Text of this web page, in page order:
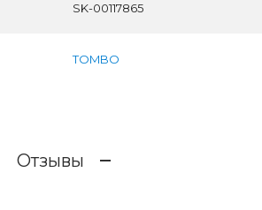
SK-00117865
TOMBO
Отзывы